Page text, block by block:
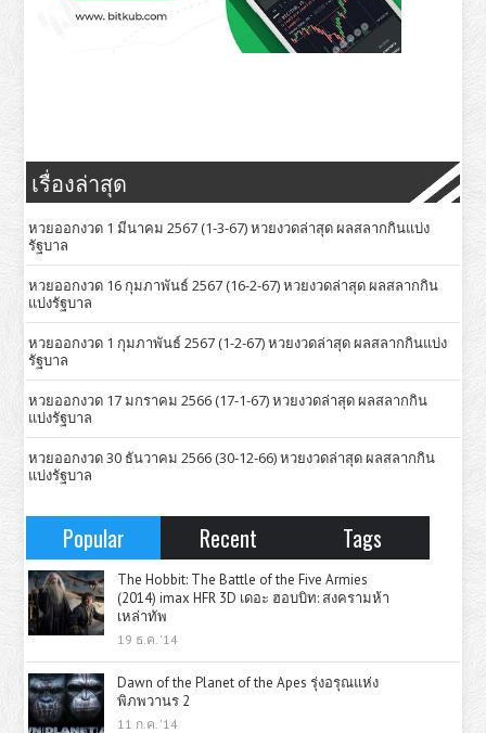
เรื่องล่าสุด
หวยออกงวด 1 มีนาคม 2567 (1-3-67) หวยงวดล่าสุด ผลสลากกินแบ่ง
รัฐบาล
หวยออกงวด 16 กุมภาพันธ์ 2567 (16-2-67) หวยงวดล่าสุด ผลสลากกิน
แบ่งรัฐบาล
หวยออกงวด 1 กุมภาพันธ์ 2567 (1-2-67) หวยงวดล่าสุด ผลสลากกินแบ่ง
รัฐบาล
หวยออกงวด 17 มกราคม 2566 (17-1-67) หวยงวดล่าสุด ผลสลากกิน
แบ่งรัฐบาล
หวยออกงวด 30 ธันวาคม 2566 (30-12-66) หวยงวดล่าสุด ผลสลากกิน
แบ่งรัฐบาล
Popular Recent Tags
The Hobbit: The Battle of the Five Armies
(2014) imax HFR 3D เดอะ ฮอบบิท: สงครามห้า
เหล่าทัพ
19 ธ.ค. '14
Dawn of the Planet of the Apes รุ่งอรุณแห่ง
พิภพวานร 2
11 ก.ค. '14